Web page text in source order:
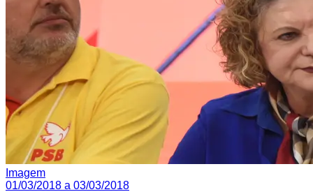
Imagem
01/03/2018 a 03/03/2018